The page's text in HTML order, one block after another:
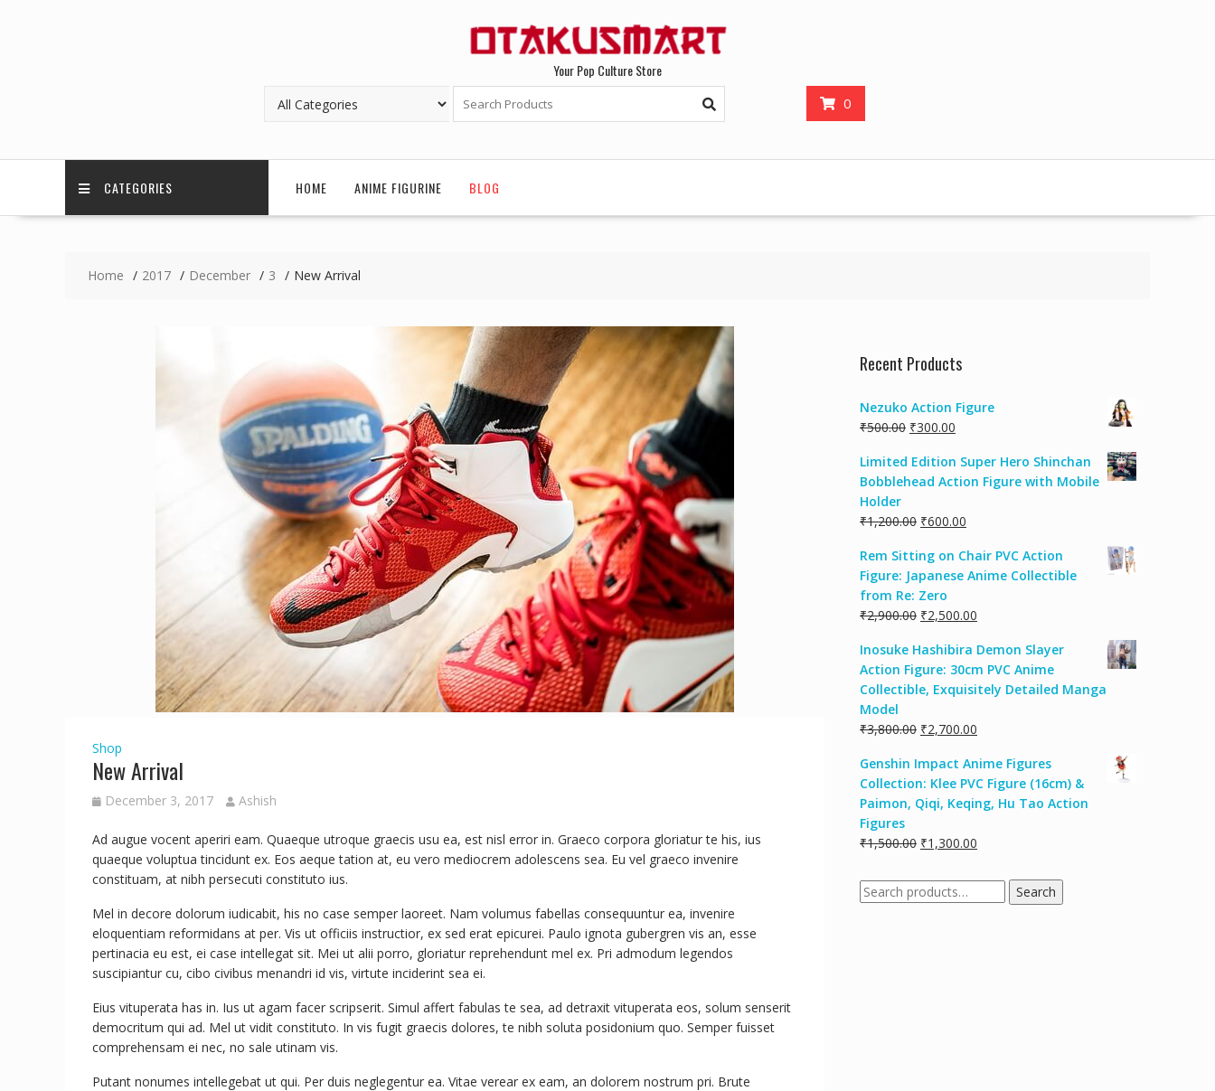
Your Pop Culture Store
0
CATEGORIES HOME ANIME FIGURINE BLOG
Home 2017 December 3 New Arrival
Shop
New Arrival
December 3, 2017 Ashish
Ad augue vocent aperiri eam. Quaeque utroque graecis usu ea, est nisl error in. Graeco corpora gloriatur te his, ius
quaeque voluptua tincidunt ex. Eos aeque tation at, eu vero mediocrem adolescens sea. Eu vel graeco invenire
constituam, at nibh persecuti constituto ius.
Mel in decore dolorum iudicabit, his no case semper laoreet. Nam volumus fabellas consequuntur ea, invenire
eloquentiam reformidans at per. Vis ut officiis instructior, ex sed erat epicurei. Paulo ignota gubergren vis an, esse
pertinacia eu est, ei case intellegat sit. Mei ut alii porro, gloriatur reprehendunt mel ex. Pri admodum legendos
suscipiantur cu, cibo civibus menandri id vis, virtute inciderint sea ei.
Eius vituperata has in. Ius ut agam facer scripserit. Simul affert fabulas te sea, ad detraxit vituperata eos, solum senserit
democritum qui ad. Mel ut vidit constituto. In vis fugit graecis dolores, te nibh soluta posidonium quo. Semper fuisset
comprehensam ei nec, no sale utinam vis.
Putant nonumes intellegebat ut qui. Per duis neglegentur ea. Vitae verear ex eam, an dolorem nostrum pri. Brute
Recent Products
Nezuko Action Figure
₹500.00 ₹300.00
Limited Edition Super Hero Shinchan
Bobblehead Action Figure with Mobile
Holder
₹1,200.00 ₹600.00
Rem Sitting on Chair PVC Action
Figure: Japanese Anime Collectible
from Re: Zero
₹2,900.00 ₹2,500.00
Inosuke Hashibira Demon Slayer
Action Figure: 30cm PVC Anime
Collectible, Exquisitely Detailed Manga
Model
₹3,800.00 ₹2,700.00
Genshin Impact Anime Figures
Collection: Klee PVC Figure (16cm) &
Paimon, Qiqi, Keqing, Hu Tao Action
Figures
₹1,500.00 ₹1,300.00
Search